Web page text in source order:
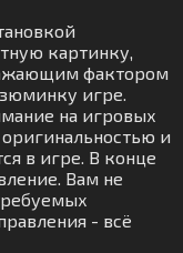
картинку,
фактором
игре.
на игровых
и
в игре. В конце
Вам не
- всё